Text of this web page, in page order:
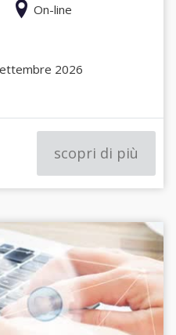
On-line
2026
scopri di più